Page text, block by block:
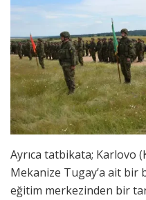
Ayrıca tatbikata; Karlovo
Mekanize Tugay’a ait bir
eğitim merkezinden bir